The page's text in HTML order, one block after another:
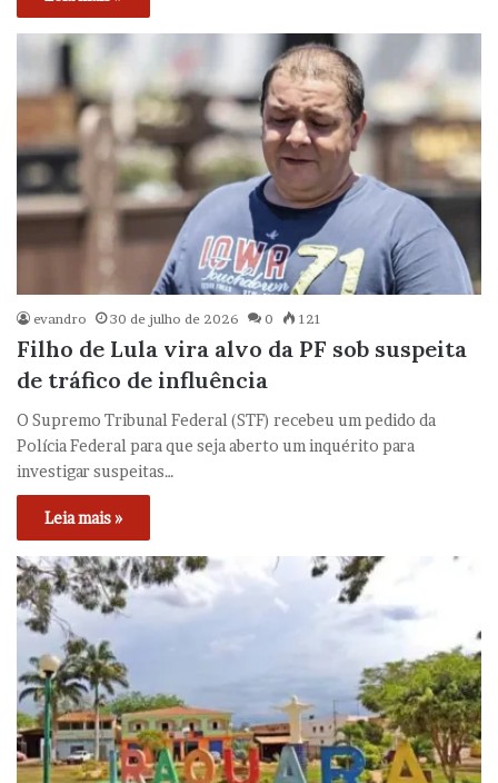
evandro 30 de julho de 2026 0 121
Filho de Lula vira alvo da PF sob suspeita
de tráfico de influência
O Supremo Tribunal Federal (STF) recebeu um pedido da
Polícia Federal para que seja aberto um inquérito para
investigar suspeitas…
Leia mais »